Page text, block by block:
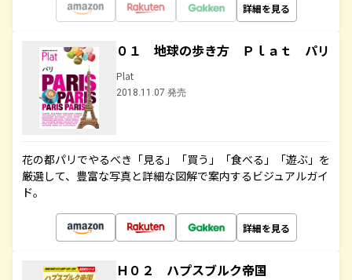
詳細を見る
０１ 地球の歩き方 Ｐｌａｔ パリ
Plat
2018.11.07 発売
花の都パリでやるべき「見る」「買う」「食べる」「遊ぶ」を
厳選して、豊富な写真と詳細な図解で案内するビジュアルガイ
ド。
詳細を見る
Ｈ０２ ハプスブルク帝国